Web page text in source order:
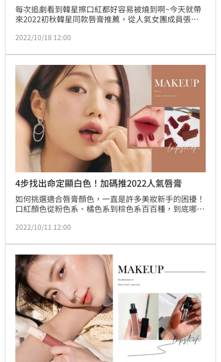
每次追劇看到韓星擦口紅都好容易被燒到啊~今天就帶
來2022初秋韓星同款唇膏推薦，從人氣女團成員張員
唇膏一次蒐羅，快來跟著韓星們的好品味，找出你的本
2022/10/18 12:00
4步找出命定顯白色！加碼推2022人氣唇膏
如何挑選適合唇膏顏色，一直是許多美妝新手的困擾！
口紅顏色從粉色系、橘色系到棕色系百百種，到底哪一
命定唇色」法則，只要四個步驟，即可判斷膚色，找出
準大家絕對能輕鬆找出蜜糖唇彩，更顯白、顯氣色。
2022/10/11 12:00